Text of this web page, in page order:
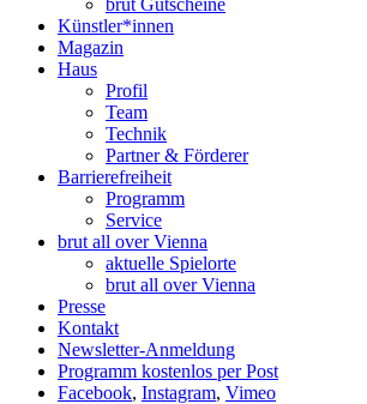
brut Gutscheine
Künstler*innen
Magazin
Haus
Profil
Team
Technik
Partner & Förderer
Barrierefreiheit
Programm
Service
brut all over Vienna
aktuelle Spielorte
brut all over Vienna
Presse
Kontakt
Newsletter-Anmeldung
Programm kostenlos per Post
Facebook, Instagram, Vimeo